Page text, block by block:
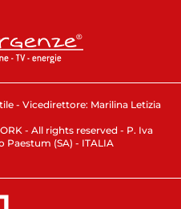
- Vicedirettore: Marilina Letizia
- All rights reserved - P. Iva
Paestum (SA) - ITALIA